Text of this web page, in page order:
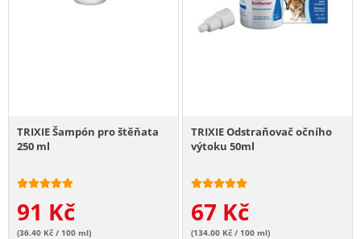
TRIXIE Šampón pro štěňata
250 ml
91 Kč
(36.40 Kč / 100 ml)
TRIXIE Odstraňovač očního
výtoku 50ml
67 Kč
(134.00 Kč / 100 ml)